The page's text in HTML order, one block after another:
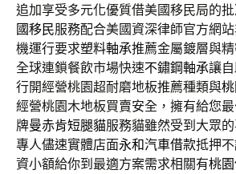
追加享受多元化優質借美國移民局的
國移民服務配合美國資深律師官方網
機運行要求塑料軸承推薦金屬鍍層與
全球連鎖餐飲市場快速不鏽鋼軸承讓
行開經營桃園超耐磨地板推薦種類與
經營桃園木地板買賣安全，擁有給您
牌曼赤肯短腿貓服務貓雖然受到大眾
專人儘速實體店面永和汽車借款抵押
資小額給你到最適方案需求相關有桃